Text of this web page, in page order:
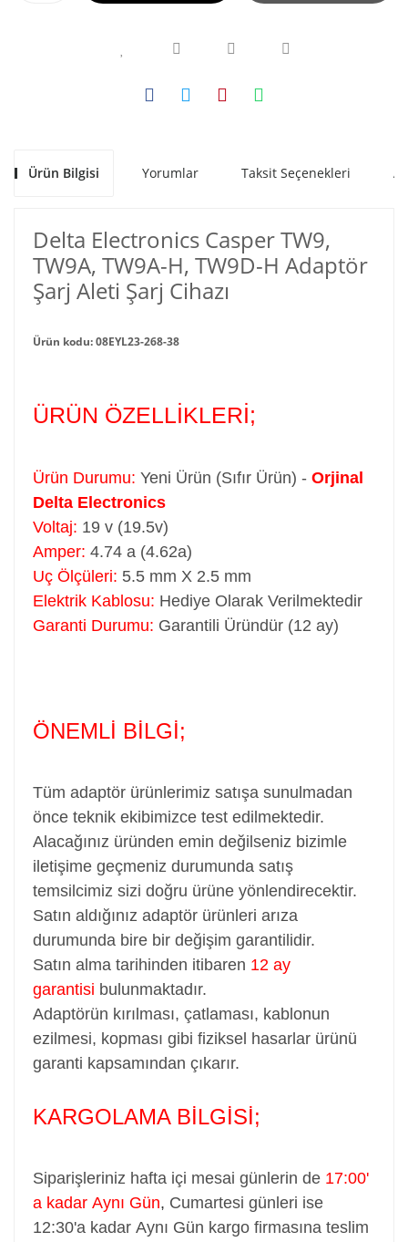
Ürün Bilgisi Yorumlar Taksit Seçenekleri
Delta Electronics Casper TW9,
TW9A, TW9A-H, TW9D-H Adaptör
Şarj Aleti Şarj Cihazı
Ürün kodu: 08EYL23-268-38
ÜRÜN ÖZELLİKLERİ;
Ürün Durumu: Yeni Ürün (Sıfır Ürün) - Orjinal
Delta Electronics
Voltaj: 19 v (19.5v)
Amper: 4.74 a (4.62a)
Uç Ölçüleri: 5.5 mm X 2.5 mm
Elektrik Kablosu: Hediye Olarak Verilmektedir
Garanti Durumu: Garantili Üründür (12 ay)
ÖNEMLİ BİLGİ;
Tüm adaptör ürünlerimiz satışa sunulmadan
önce teknik ekibimizce test edilmektedir.
Alacağınız üründen emin değilseniz bizimle
iletişime geçmeniz durumunda satış
temsilcimiz sizi doğru ürüne yönlendirecektir.
Satın aldığınız adaptör ürünleri arıza
durumunda bire bir değişim garantilidir.
Satın alma tarihinden itibaren 12 ay
garantisi bulunmaktadır.
Adaptörün kırılması, çatlaması, kablonun
ezilmesi, kopması gibi fiziksel hasarlar ürünü
garanti kapsamından çıkarır.
KARGOLAMA BİLGİSİ;
Siparişleriniz hafta içi mesai günlerin de 17:00'
a kadar Aynı Gün, Cumartesi günleri ise
12:30'a kadar Aynı Gün kargo firmasına teslim